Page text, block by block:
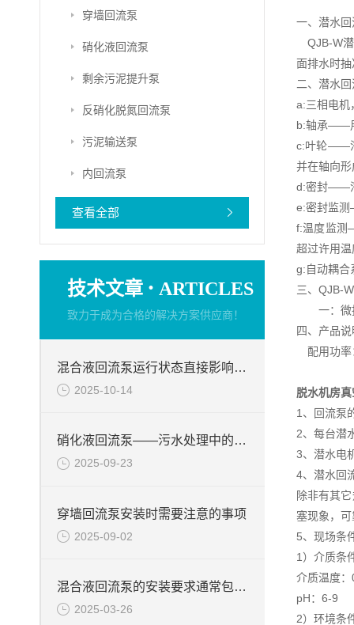
穿墙回流泵
硝化液回流泵
剩余污泥提升泵
反硝化脱氮回流泵
污泥输送泵
内回流泵
查看全部
技术文章 · ARTICLES
致力于成为合格的解决方案供应商！
混合液回流泵运行状态直接影响整个工艺流程的稳定性与效率
2025-10-14
硝化液回流泵——污水处理中的关键角色
2025-09-23
穿墙回流泵安装时需要注意的事项
2025-09-02
混合液回流泵的安装要求通常包括以下几个方面
2025-03-26
一、潜水
QJB-W潜
面排水时
二、潜水
a:三相电机
b:轴承——
c:叶轮——
并在轴向
d:密封——
e:密封监测
f:温度监测
超过许用
g:自动耦
三、QJB-
一：微扬
四、产品
配用功率
脱水机房
1、回流泵
2、每台潜
3、潜水电
4、潜水回
除非有其
塞现象，
5、现场条
1）介质条
介质温度
pH：6-9
2）环境条